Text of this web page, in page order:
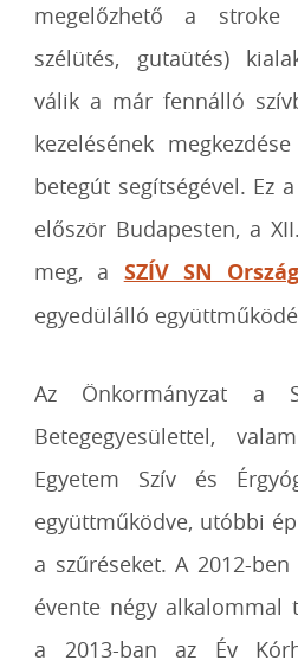
megelőzhető a stroke
szélütés, gutaütés)
válik a már fennálló
kezelésének
betegút segítségével. Ez
először Budapesten, a
meg, a SZÍV SN
egyedülálló
Az Önkormányzat a
Betegegyesülettel,
Egyetem Szív és
együttműködve, utóbbi
a szűréseket. A 2012-
évente négy alkalommal
a 2013-ban az Év